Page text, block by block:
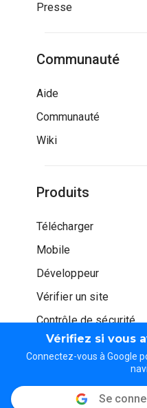
Vérifiez si vous
Connectez-vous à Google
Se
Presse
Communauté
Aide
Communauté
Wiki
Produits
Télécharger
Mobile
Développeur
Vérifier un site
Contrôle de sécurité